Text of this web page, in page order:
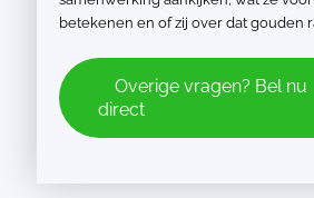
betekenen en of zij over dat gouden
Overige vragen? Bel nu
direct